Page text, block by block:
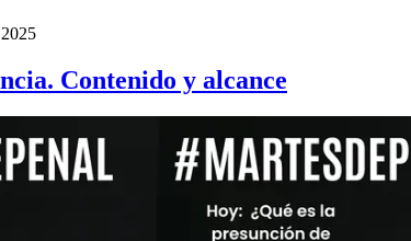
Contenido y alcance